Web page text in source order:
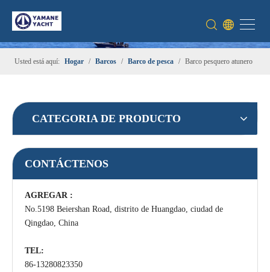
Usted está aquí: Hogar / Barcos / Barco de pesca / Barco pesquero atunero
CATEGORIA DE PRODUCTO
CONTÁCTENOS
AGREGAR :
No.5198 Beiershan Road, distrito de Huangdao, ciudad de
Qingdao, China
TEL:
86-13280823350